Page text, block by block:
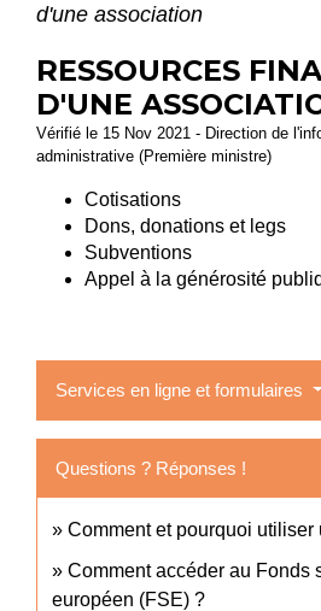
d'une association
RESSOURCES
D'UNE
Vérifié le 15 Nov 2021 - Direction de
administrative (Première ministre)
Cotisations
Dons, donations et legs
Subventions
Appel à la générosité
Services en ligne et formulaires
Questions ? Réponses !
Comment et pourquoi utiliser
Comment accéder au Fonds
européen (FSE) ?